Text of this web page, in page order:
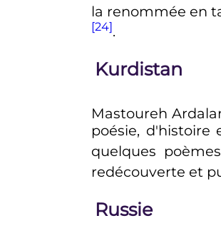
la renommée en
[24].
Kurdistan
Mastoureh
poésie,
quelques
redécouverte et
Russie